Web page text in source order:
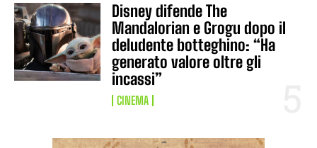
Disney difende The
Mandalorian e Grogu dopo il
deludente botteghino: “Ha
generato valore oltre gli
incassi”
CINEMA